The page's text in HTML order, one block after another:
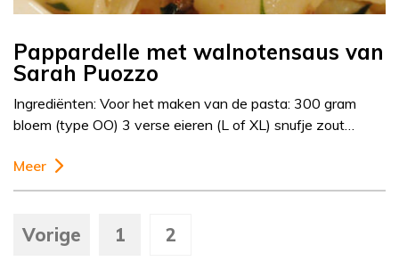
Pappardelle met walnotensaus van
Sarah Puozzo
Ingrediënten: Voor het maken van de pasta: 300 gram
bloem (type OO) 3 verse eieren (L of XL) snufje zout…
Meer
Vorige 1 2